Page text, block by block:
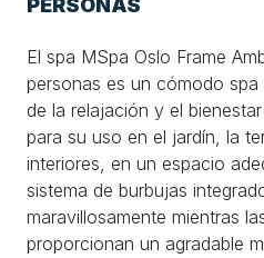
PERSONAS
El spa MSpa Oslo Frame
personas es un cómodo
de la relajación y el
para su uso en el jardín, la
interiores, en un espacio
sistema de burbujas
maravillosamente mientras
proporcionan un agradable